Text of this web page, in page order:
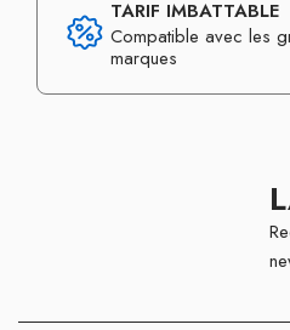
TARIF IMBATTABLE
Compatible avec les
marques